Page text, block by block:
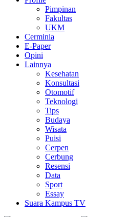
Pimpinan
Fakultas
UKM
Cerminia
E-Paper
Opini
Lainnya
Kesehatan
Konsultasi
Otomotif
Teknologi
Tips
Budaya
Wisata
Puisi
Cerpen
Cerbung
Resensi
Data
Sport
Essay
Suara Kampus TV